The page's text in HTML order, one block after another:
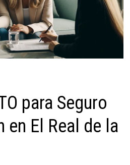
para Seguro
en El Real de la